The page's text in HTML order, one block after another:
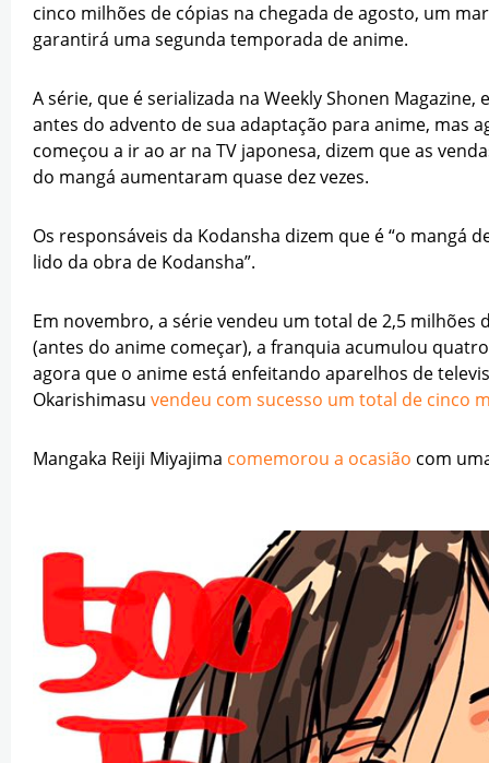
cinco milhões de cópias na chegada de agosto, um
garantirá uma segunda temporada de anime.
A série, que é serializada na Weekly Shonen
antes do advento de sua adaptação para anime, mas
começou a ir ao ar na TV japonesa, dizem que as
do mangá aumentaram quase dez vezes.
Os responsáveis ​​da Kodansha dizem que é “o mangá
lido da obra de Kodansha”.
Em novembro, a série vendeu um total de 2,5 milhões
(antes do anime começar), a franquia acumulou
agora que o anime está enfeitando aparelhos de
Okarishimasu vendeu com sucesso um total de cinco
Mangaka Reiji Miyajima comemorou a ocasião com